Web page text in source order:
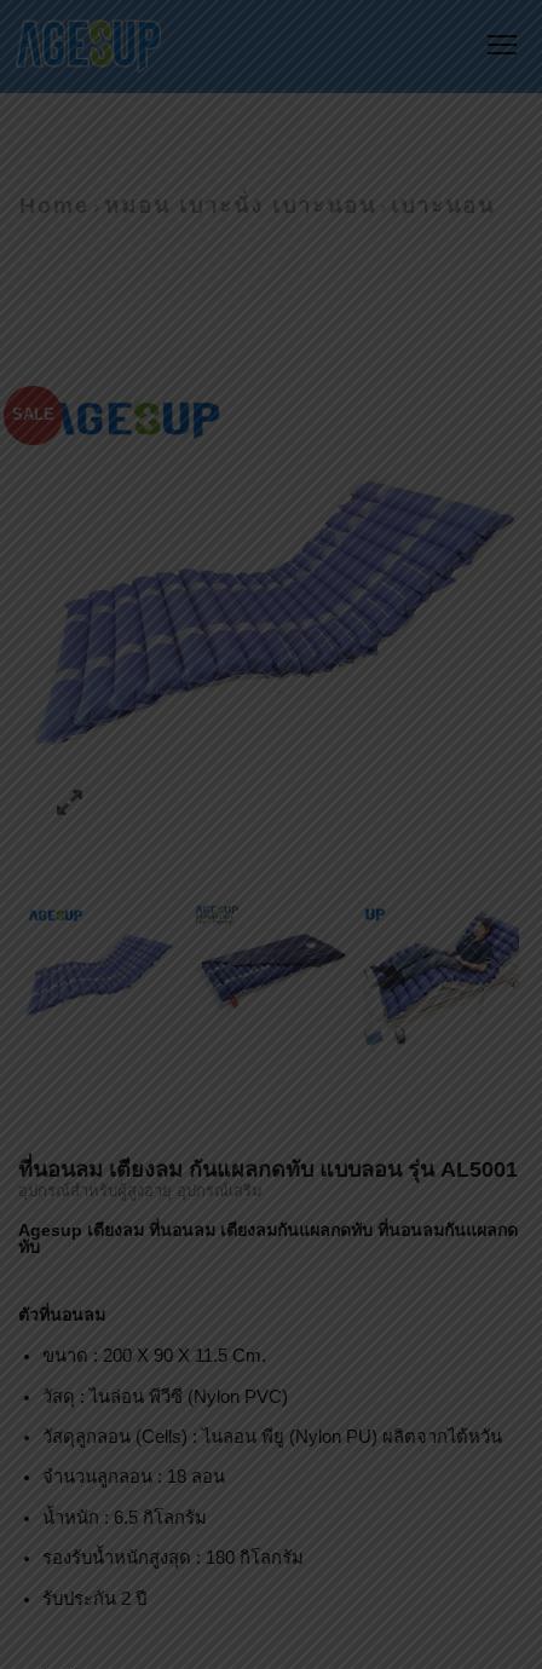
Home หมอน เบาะนั่ง เบาะนอน เบาะนอน
SALE
ที่นอนลม เตียงลม กันแผลกดทับ แบบลอน รุ่น AL5001
อุปกรณ์สำหรับผู้สูงอายุ อุปกรณ์เสริม
Agesup เตียงลม ที่นอนลม เตียงลมกันแผลกดทับ ที่นอนลมกันแผลกด
ทับ
ตัวที่นอนลม
ขนาด : 200 X 90 X 11.5 Cm.
วัสดุ : ไนล่อน พีวีซี (Nylon PVC)
วัสดุลูกลอน (Cells) : ไนลอน พียู (Nylon PU) ผลิตจากไต้หวัน
จำนวนลูกลอน : 18 ลอน
น้ำหนัก : 6.5 กิโลกรัม
รองรับน้ำหนักสูงสุด : 180 กิโลกรัม
รับประกัน 2 ปี